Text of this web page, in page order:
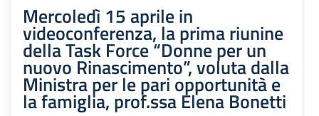
Mercoledì 15 aprile in
videoconferenza, la prima riunine
della Task Force “Donne per un
nuovo Rinascimento”, voluta dalla
Ministra per le pari opportunità e
la famiglia, prof.ssa Elena Bonetti